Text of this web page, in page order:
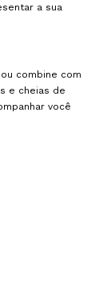
a sua
combine com
e cheias de
você